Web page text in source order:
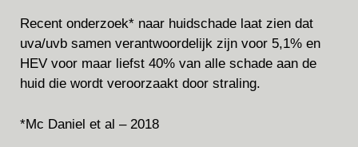
Recent onderzoek* naar huidschade laat zien dat
uva/uvb samen verantwoordelijk zijn voor 5,1% en
HEV voor maar liefst 40% van alle schade aan de
huid die wordt veroorzaakt door straling.
*Mc Daniel et al – 2018